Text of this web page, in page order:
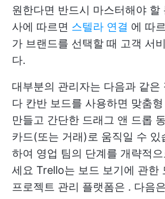
원한다면 반드시 마스터해야 할
사에 따르면 스텔라 연결 에 따
가 브랜드를 선택할 때 고객 서
다.
대부분의 관리자는 다음과 같은
다 칸반 보드를 사용하면 맞춤
만들고 간단한 드래그 앤 드롭
카드(또는 거래)로 움직일 수 있
하여 영업 팀의 단계를 개략적
세요 Trello는 보드 보기에 관한
프로젝트 관리 플랫폼은 . 다음